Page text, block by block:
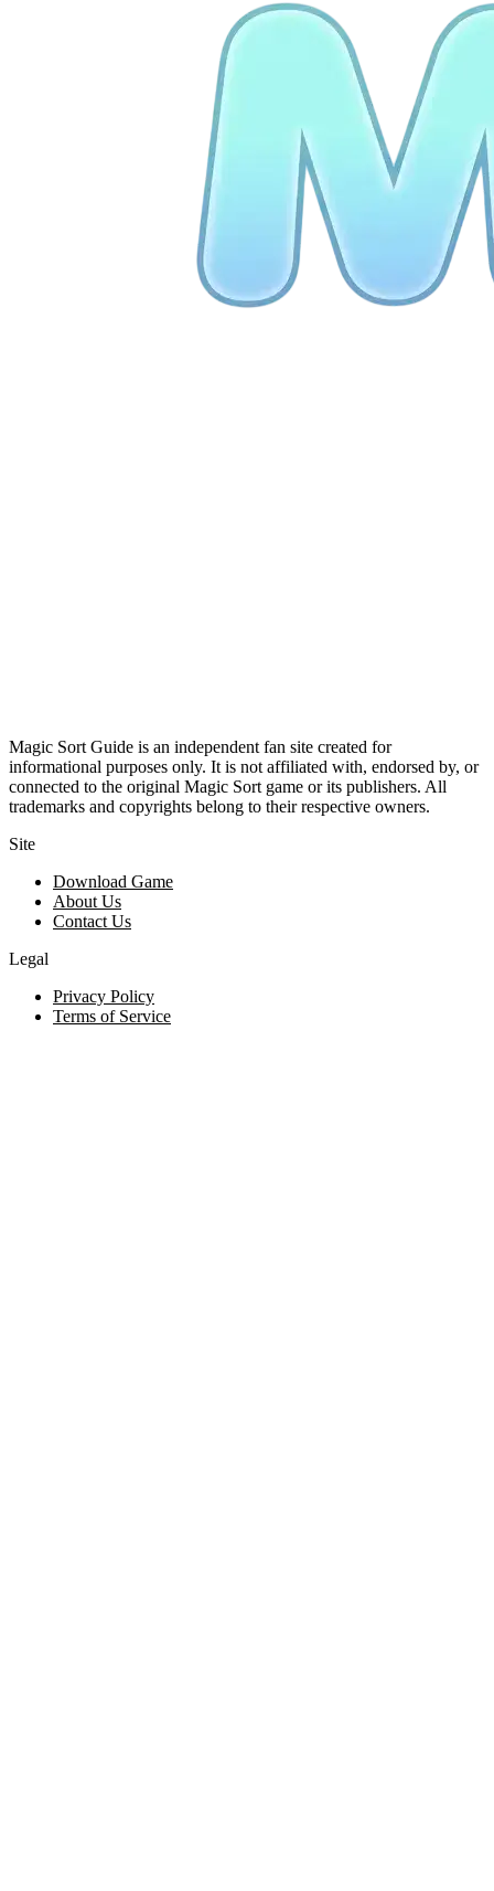
Magic Sort Guide is an independent fan site created for
informational purposes only. It is not affiliated with, endorsed by, or
connected to the original Magic Sort game or its publishers. All
trademarks and copyrights belong to their respective owners.
Site
Download Game
About Us
Contact Us
Legal
Privacy Policy
Terms of Service